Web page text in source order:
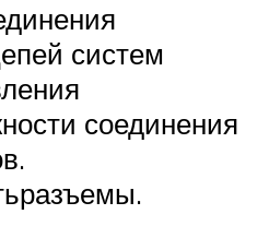
систем
соединения